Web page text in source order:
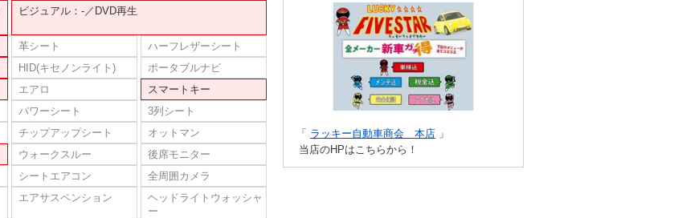
ビジュアル：-／DVD再生
革シート
ハーフレザーシート
HID(キセノンライト)
ポータブルナビ
エアロ
スマートキー
パワーシート
3列シート
チップアップシート
オットマン
ウォークスルー
後席モニター
シートエアコン
全周囲カメラ
エアサスペンション
ヘッドライトウォッシャ
ー
「 ラッキー自動車商会 本店 」
当店のHPはこちらから！